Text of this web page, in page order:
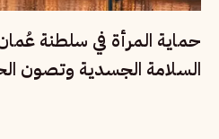
حماية المرأة في سلطنة
السلامة الجسدية وتصون